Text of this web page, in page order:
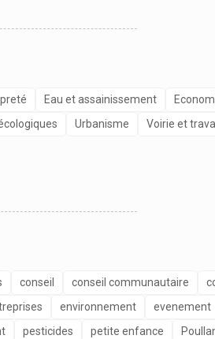
Eau et assainissement
Urbanisme Voirie et
conseil conseil communautaire
environnement evenement
pesticides petite enfance